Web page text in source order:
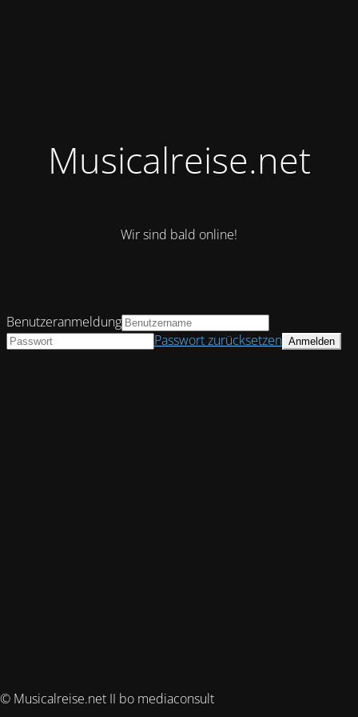
Musicalreise.net
Wir sind bald online!
© Musicalreise.net II bo mediaconsult
Benutzeranmeldung
Passwort zurücksetzen